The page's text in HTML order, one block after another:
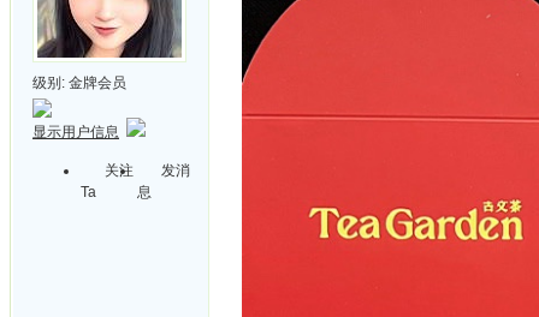
级别: 金牌会员
显示用户信息
关注
Ta
发消
息